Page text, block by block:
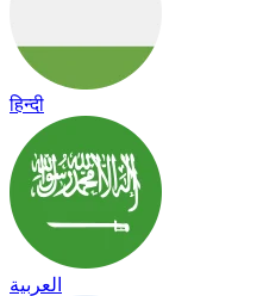
हिन्दी
العربية